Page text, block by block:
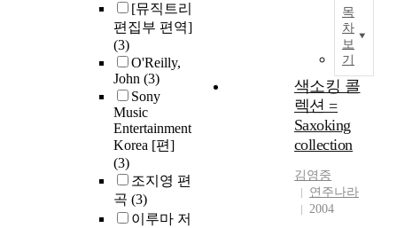
[뮤직트리
편집부 편역]
(3)
O'Reilly,
John (3)
Sony
Music
Entertainment
Korea [편]
(3)
조지영 편
곡 (3)
이루마 저
목
차
보
기
색소킹 콜
렉션 =
Saxoking
collection
김영중
연주나라
2004